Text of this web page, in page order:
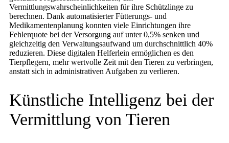
Vermittlungswahrscheinlichkeiten für ihre Schützlinge zu
berechnen. Dank automatisierter Fütterungs- und
Medikamentenplanung konnten viele Einrichtungen ihre
Fehlerquote bei der Versorgung auf unter 0,5% senken und
gleichzeitig den Verwaltungsaufwand um durchschnittlich 40%
reduzieren. Diese digitalen Helferlein ermöglichen es den
Tierpflegern, mehr wertvolle Zeit mit den Tieren zu verbringen,
anstatt sich in administrativen Aufgaben zu verlieren.
Künstliche Intelligenz bei der
Vermittlung von Tieren